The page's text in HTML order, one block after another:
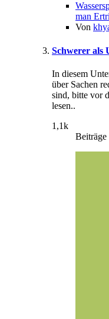
man
Von
Schwerer als
In diesem
über Sachen
sind, bitte vor
lesen..
1,1k
Beiträge